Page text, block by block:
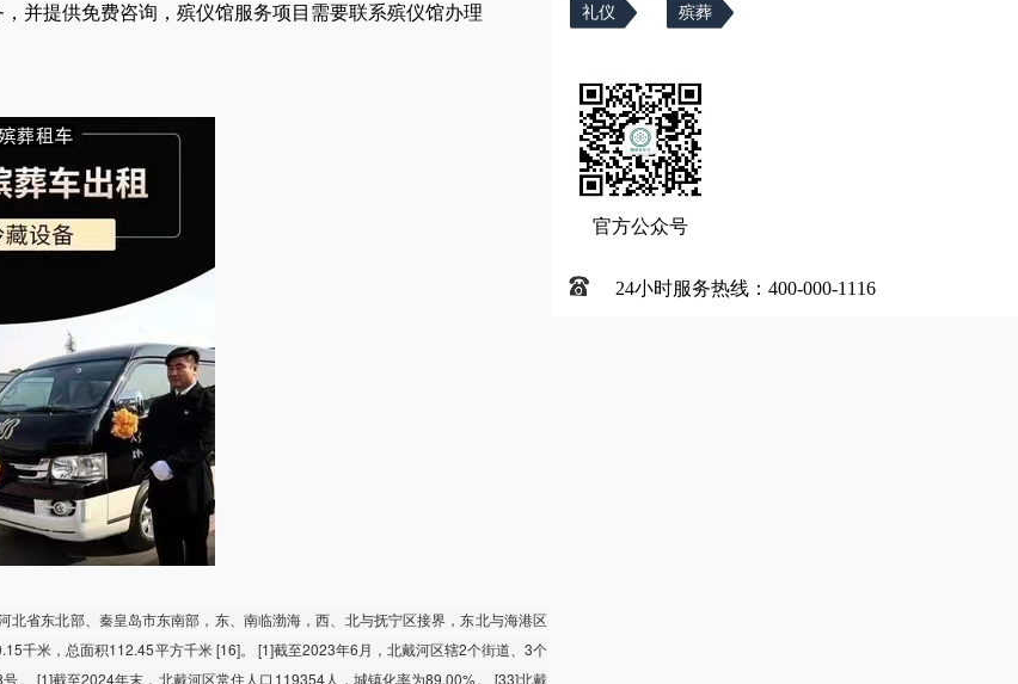
并提供免费咨询，殡仪馆服务项目需要联系殡仪馆办理
北省东北部、秦皇岛市东南部，东、南临渤海，西、北与抚宁区接界，东北与海港区
千米，总面积112.45平方千米 [16]。 [1]截至2023年6月，北戴河区辖2个街道、3个
。 [1]截至2024年末，北戴河区常住人口119354人，城镇化率为89.00%。 [33]北戴
礼仪 殡葬
官方公众号
24小时服务热线：400-000-1116